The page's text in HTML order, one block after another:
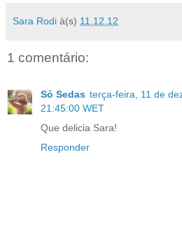
Sara Rodi à(s) 11.12.12
1 comentário:
Só Sedas terça-feira, 11 de
21:45:00 WET
Que delicia Sara!
Responder